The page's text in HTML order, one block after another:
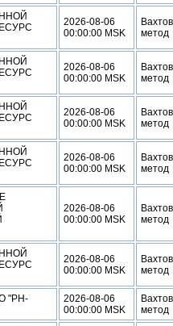
2026-08-06
00:00:00 MSK
метод
2026-08-06
00:00:00 MSK
метод
2026-08-06
00:00:00 MSK
метод
2026-08-06
00:00:00 MSK
метод
2026-08-06
00:00:00 MSK
метод
2026-08-06
00:00:00 MSK
метод
"РН-
2026-08-06
00:00:00 MSK
метод